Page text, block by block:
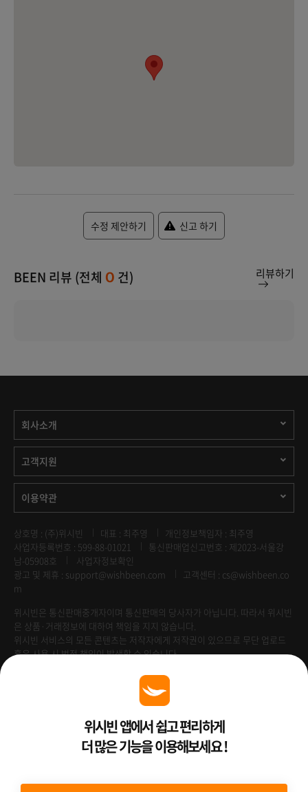
수정 제안하기 신고 하기
BEEN 리뷰 (전체 0 건) 리뷰하기
회사소개
고객지원
이용약관
상호명 : (주)위시빈 대표 : 최주영
개인정보책임자 : 최주영
사업자등록번호 : 599-88-01021
통신판매업신고번호 : 제2023-서울강
남-05908호
사업자정보확인
광고 및 제휴 : support@wishbeen.com
고객센터 : cs@wishbeen.co
m
위시빈은 통신판매중개자이며 통신판매의 당사자가 아닙니다. 따라서 위시빈
은 상품·거래정보에 대하여 책임을 지지 않습니다.
위시빈 서비스의 모든 콘텐츠는 저작자에게 저작권이 있으므로 무단 업로드
혹은 사용 시 법적 책임이 발생할 수 있습니다.
Venture Enterprise위시빈 앱에서 쉽고 편리하게
더 많은 기능을 이용해보세요 !